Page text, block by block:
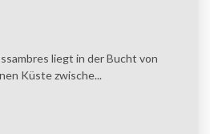
liegt in der Bucht von
Küste zwische...